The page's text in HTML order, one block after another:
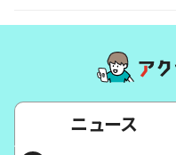
ニュース